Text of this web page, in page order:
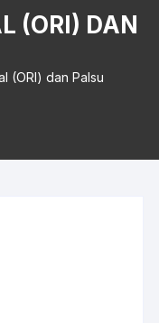
(ORI) DAN
(ORI) dan Palsu